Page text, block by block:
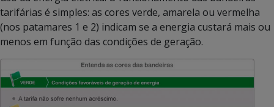
tarifárias é simples: as cores verde, amarela ou vermelha
(nos patamares 1 e 2) indicam se a energia custará mais ou
menos em função das condições de geração.